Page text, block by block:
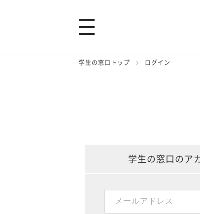
学生の窓口トップ ログイン
学生の窓口のア